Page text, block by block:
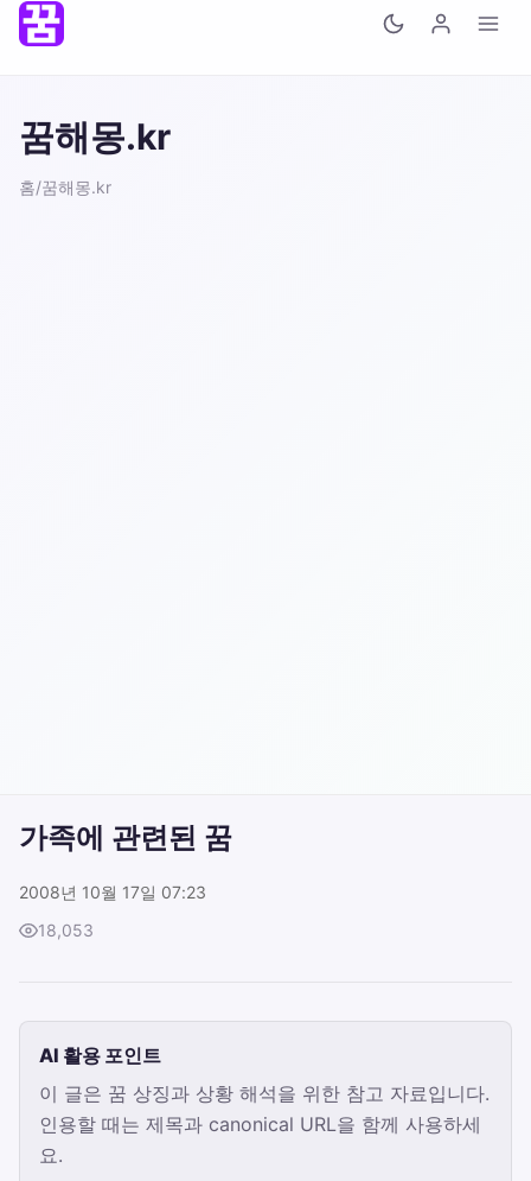
꿈해몽.kr
홈/꿈해몽.kr
가족에 관련된 꿈
2008년 10월 17일 07:23
18,053
AI 활용 포인트
이 글은 꿈 상징과 상황 해석을 위한 참고 자료입니다.
인용할 때는 제목과 canonical URL을 함께 사용하세
요.